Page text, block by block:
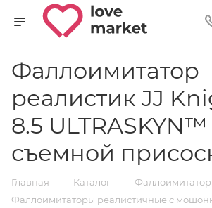
Фаллоимитатор
реалистик JJ
8.5
съемной
Главная — Каталог —
Фаллоимитаторы реалистичные с